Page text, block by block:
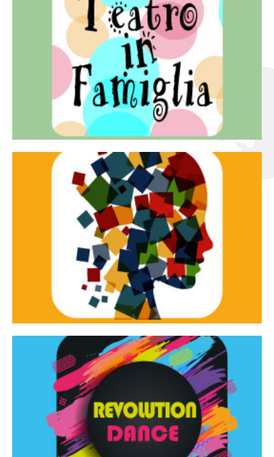
Teatro in famiglia
Teatro In Famiglia è una rassegna di teatro concepita
per far condividere e godere del teatro all’intera
famiglia.
Continua
Tracce dinamiche
Tracce Dinamiche è una rassegna di teatro
d’innovazione e sperimentale.
Continua
Revolution Dance
Rassegna di danza contemporanea – I Edizione